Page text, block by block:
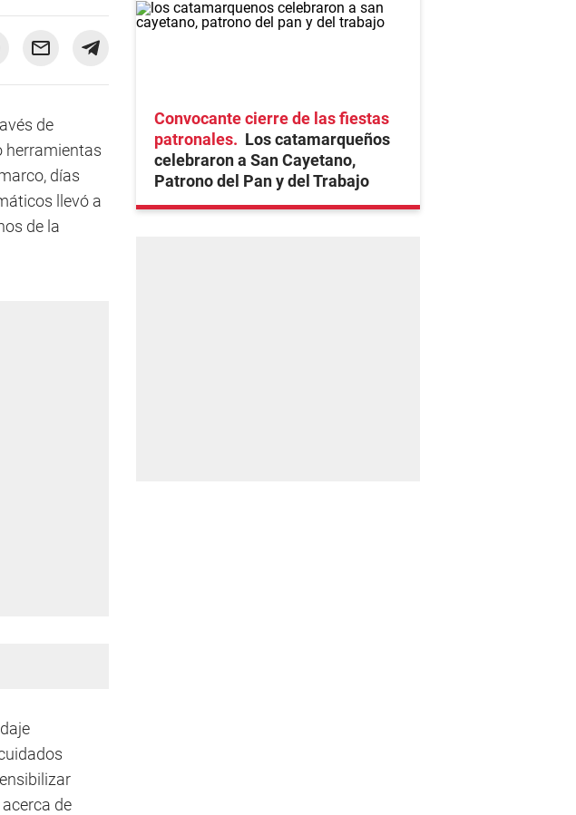
de
herramientas
días
llevó a
de la
de
Convocante cierre de las fiestas
patronales
Los catamarqueños
celebraron a San Cayetano,
Patrono del Pan y del Trabajo